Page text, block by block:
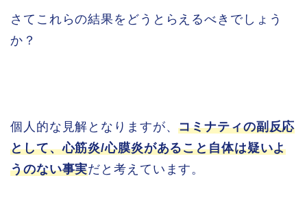
さてこれらの結果をどうとらえるべきでしょう
か？
個人的な見解となりますが、コミナティの副反応
として、心筋炎/心膜炎があること自体は疑いよ
うのない事実だと考えています。